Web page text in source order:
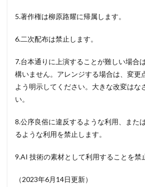
5.著作権は柳原路耀に帰属します。
6.二次配布は禁止します。
7.台本通りに上演することが難しい場合
構いません。アレンジする場合は、変更
よう明示してください。大きな改変はな
い。
8.公序良俗に違反するような利用、また
るような利用を禁止します。
9.AI 技術の素材として利用することを禁
（2023年6月14日更新）